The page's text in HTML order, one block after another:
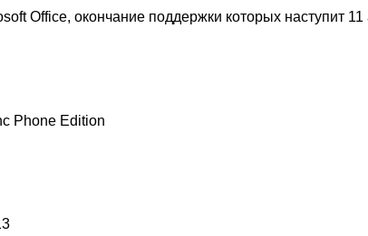
Office, окончание поддержки которых наступит 11
Phone Edition